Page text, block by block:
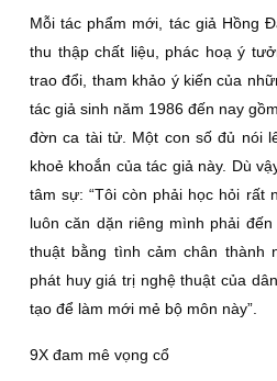
Mỗi tác phẩm mới, tác giả Hồng
thu thập chất liệu, phác hoạ ý
trao đổi, tham khảo ý kiến của
tác giả sinh năm 1986 đến nay
đờn ca tài tử. Một con số đủ nói
khoẻ khoắn của tác giả này. Dù
tâm sự: “Tôi còn phải học hỏi rất
luôn căn dặn riêng mình phải
thuật bằng tình cảm chân thành
phát huy giá trị nghệ thuật của
tạo để làm mới mẻ bộ môn này”.
9X đam mê vọng cổ